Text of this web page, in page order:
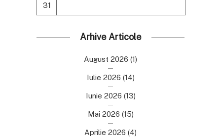
31
Arhive Articole
August 2026 (1)
Iulie 2026 (14)
Iunie 2026 (13)
Mai 2026 (15)
Aprilie 2026 (4)